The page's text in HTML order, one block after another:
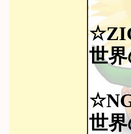
世
世